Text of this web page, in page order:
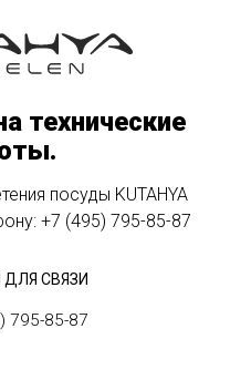
технические
посуды KUTAHYA
+7 (495) 795-85-87
СВЯЗИ
795-85-87